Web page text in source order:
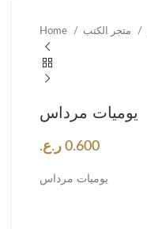
Home
يوميات مرداس
0.600 ر.ع.
يوميات مرداس